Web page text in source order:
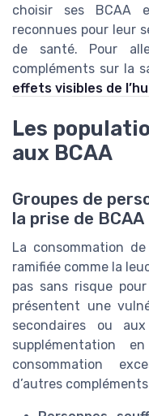
choisir ses BCAA
reconnues pour leur
de santé. Pour
compléments sur la
effets visibles de
Les
aux BCAA
Groupes de
la prise de BCAA
La consommation
ramifiée comme la
pas sans risque
présentent une
secondaires ou
supplémentation
consommation
d’autres